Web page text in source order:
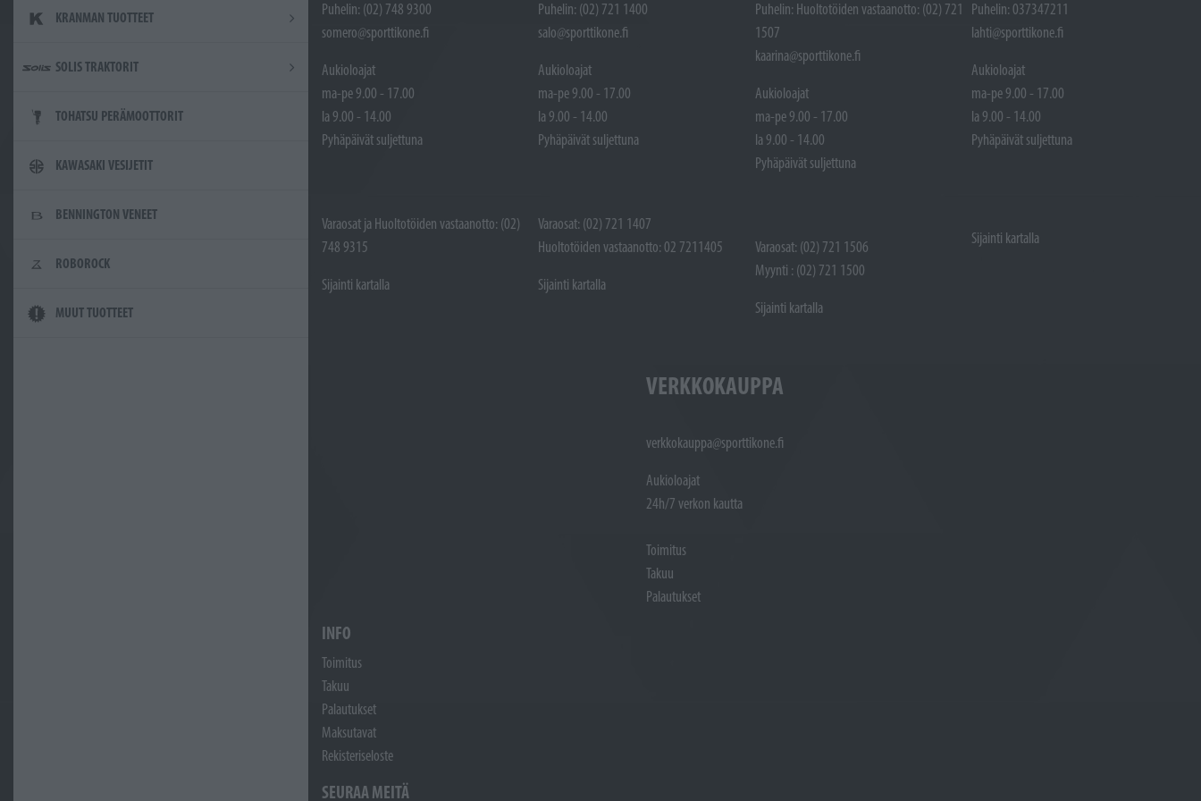
KRANMAN TUOTTEET
SOLIS TRAKTORIT
TOHATSU PERÄMOOTTORIT
KAWASAKI VESIJETIT
BENNINGTON VENEET
ROBOROCK
MUUT TUOTTEET
Puhelin: (02) 748 9300
somero@sporttikone.fi
Aukioloajat
ma-pe 9.00 - 17.00
la 9.00 - 14.00
Pyhäpäivät suljettuna
Varaosat ja Huoltotöiden vastaanotto: (02)
748 9315
Sijainti kartalla
Puhelin: (02) 721 1400
salo@sporttikone.fi
Aukioloajat
ma-pe 9.00 - 17.00
la 9.00 - 14.00
Pyhäpäivät suljettuna
Varaosat: (02) 721 1407
Huoltotöiden vastaanotto: 02 7211405
Sijainti kartalla
Puhelin: Huoltotöiden vastaanotto: (02) 721
1507
kaarina@sporttikone.fi
Aukioloajat
ma-pe 9.00 - 17.00
la 9.00 - 14.00
Pyhäpäivät suljettuna
Varaosat: (02) 721 1506
Myynti : (02) 721 1500
Sijainti kartalla
Puhelin: 037347211
lahti@sporttikone.fi
Aukioloajat
ma-pe 9.00 - 17.00
la 9.00 - 14.00
Pyhäpäivät suljettuna
Sijainti kartalla
VERKKOKAUPPA
verkkokauppa@sporttikone.fi
Aukioloajat
24h/7 verkon kautta
Toimitus
Takuu
Palautukset
INFO
Toimitus
Takuu
Palautukset
Maksutavat
Rekisteriseloste
SEURAA MEITÄ